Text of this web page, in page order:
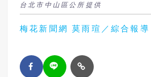
台北市中山區公所提供
梅花新聞網 莫雨瑄／綜合報導